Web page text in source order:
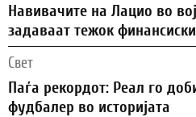
Навивачите на Лацио во
задаваат тежок
Свет
Паѓа рекордот: Реал го
фудбалер во историјата